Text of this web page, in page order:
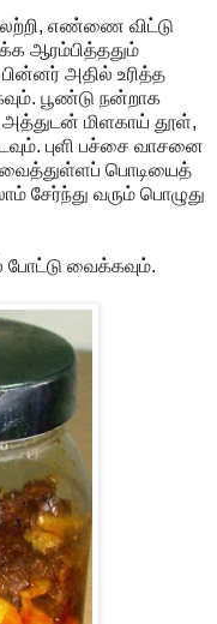
எண்ணை விட்டு
ஆரம்பித்ததும்
அதில் உரித்த
பூண்டு நன்றாக
மிளகாய் தூள்,
புளி பச்சை வாசனை
பொடியைத்
சேர்ந்து வரும் பொழுது
போட்டு வைக்கவும்.